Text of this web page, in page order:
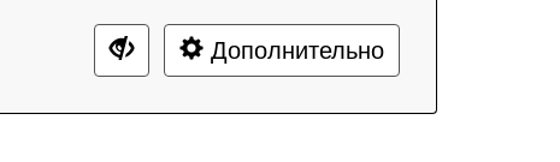
Дополнительно